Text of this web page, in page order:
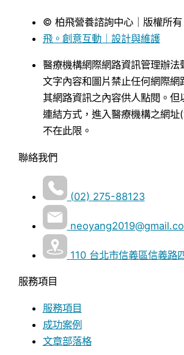
© 柏飛營養諮詢中心｜版權所有
飛。創意互動｜設計與維護
醫療機構網際網路資訊管理辦法
文字內容和圖片禁止任何網際網
其網路資訊之內容供人點閱。但
連結方式，進入醫療機構之網址
不在此限。
聯絡我們
(02) 275-88123
110 台北市信義區信義路
服務項目
服務項目
成功案例
文章部落格